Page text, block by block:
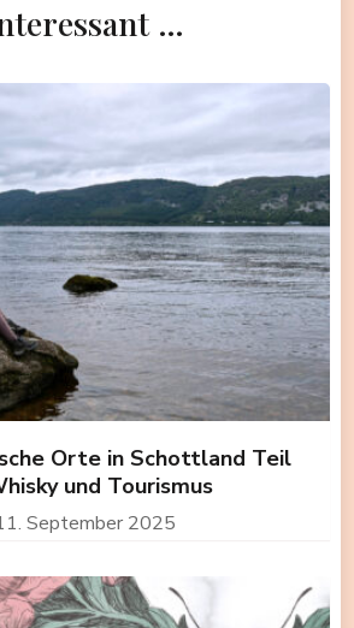
…
Orte in Schottland Teil
und Tourismus
September 2025